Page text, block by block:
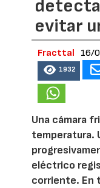
evitar
Fracttal 16/
1932
Una cámara
temperatura.
eléctrico
corriente. En